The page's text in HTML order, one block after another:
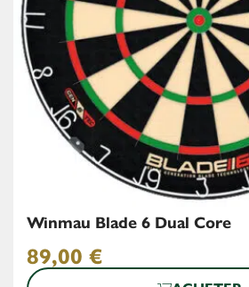
Winmau Blade 6 Dual Core
89,00 €